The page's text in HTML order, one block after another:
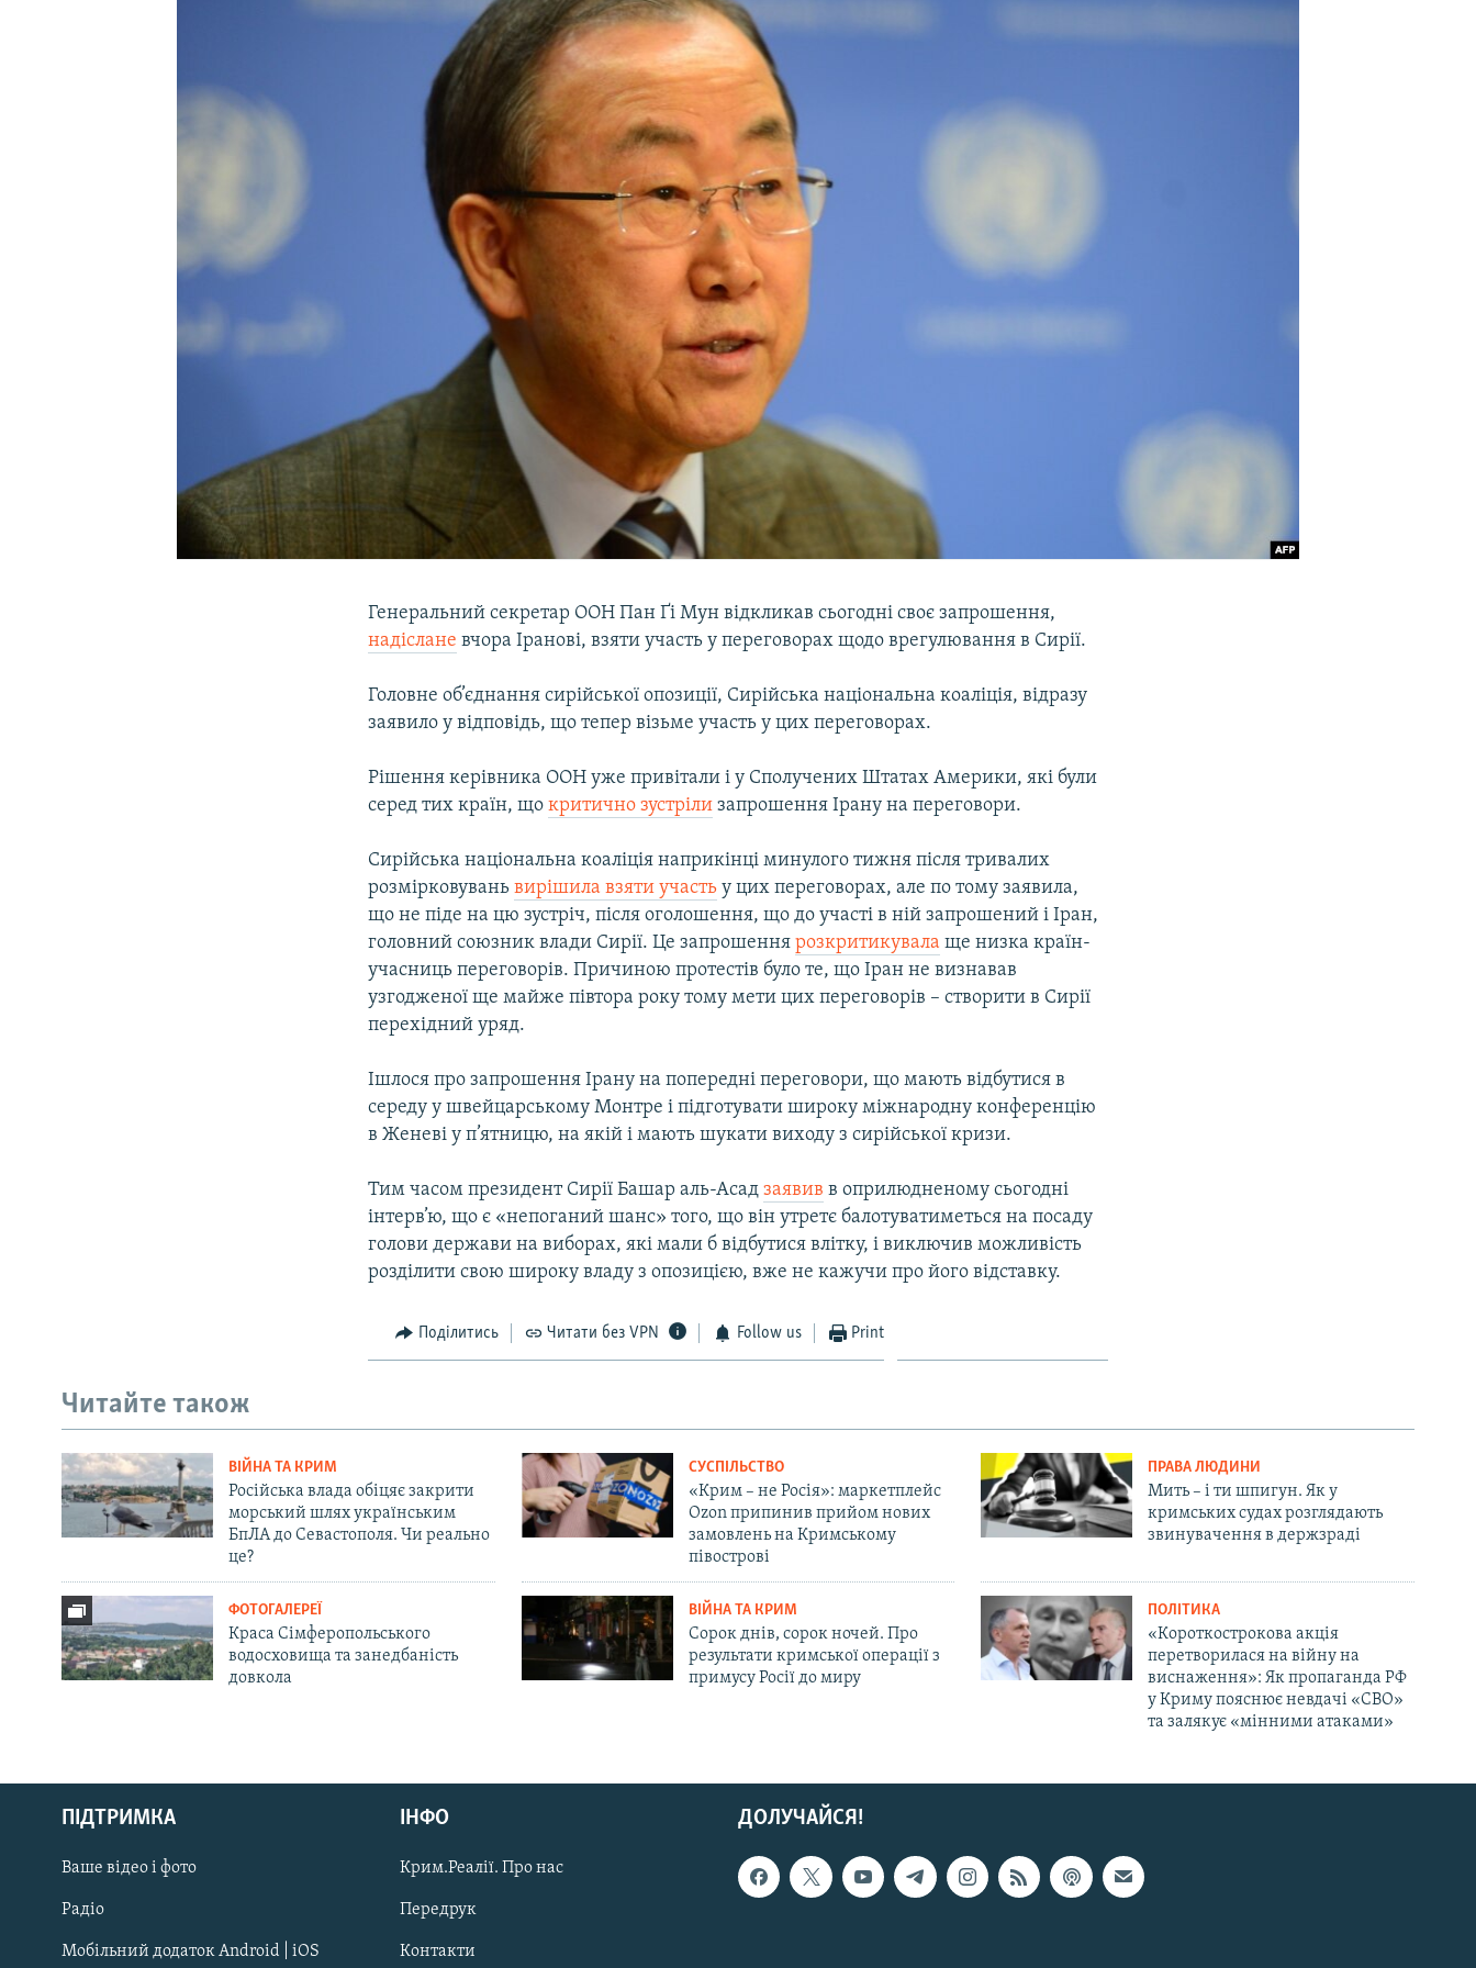
Русский
Qırımtatar
ДОЛУЧАЙСЯ!
Генеральний секретар ООН Пан Ґі Мун відкликав сьогодні своє запрошення,
надіслане вчора Іранові, взяти участь у переговорах щодо врегулювання в Сирії.
Головне об’єднання сирійської опозиції, Сирійська національна коаліція, відразу
заявило у відповідь, що тепер візьме участь у цих переговорах.
Рішення керівника ООН уже привітали і у Сполучених Штатах Америки, які були
серед тих країн, щокритично зустріли запрошення Ірану на переговори.
Сирійська національна коаліція наприкінці минулого тижня після тривалих
розмірковуваньвирішила взяти участь у цих переговорах, але по тому заявила,
що не піде на цю зустріч, після оголошення, що до участі в ній запрошений і Іран,
головний союзник влади Сирії. Це запрошеннярозкритикувала ще низка країн-
учасниць переговорів. Причиною протестів було те, що Іран не визнавав
узгодженої ще майже півтора року тому мети цих переговорів – створити в Сирії
перехідний уряд.
Ішлося про запрошення Ірану на попередні переговори, що мають відбутися в
середу у швейцарському Монтре і підготувати широку міжнародну конференцію
в Женеві у п’ятницю, на якій і мають шукати виходу з сирійської кризи.
Тим часом президент Сирії Башар аль-Асадзаявив в оприлюдненому сьогодні
інтерв’ю, що є «непоганий шанс» того, що він утретє балотуватиметься на посаду
голови держави на виборах, які мали б відбутися влітку, і виключив можливість
розділити свою широку владу з опозицією, вже не кажучи про його відставку.
Поділитись Читати без VPN Follow us Print
Читайте також
ВІЙНА ТА КРИМ
Російська влада обіцяє закрити
морський шлях українським
БпЛА до Севастополя. Чи реально
це?
СУСПІЛЬСТВО
«Крим – не Росія»: маркетплейс
Ozon припинив прийом нових
замовлень на Кримському
півострові
ПРАВА ЛЮДИНИ
Мить – і ти шпигун. Як у
кримських судах розглядають
звинувачення в держзраді
ФОТОГАЛЕРЕЇ
Краса Сімферопольського
водосховища та занедбаність
довкола
ВІЙНА ТА КРИМ
Сорок днів, сорок ночей. Про
результати кримської операції з
примусу Росії до миру
ПОЛІТИКА
«Короткострокова акція
перетворилася на війну на
виснаження»: Як пропаганда РФ
у Криму пояснює невдачі «СВО»
та залякує «мінними атаками»
ДОЛУЧАЙСЯ!
ПІДТРИМКА
Ваше відео і фото
Радіо
Мобільний додаток Android | iOS
ІНФО
Крим.Реалії. Про нас
Передрук
Контакти